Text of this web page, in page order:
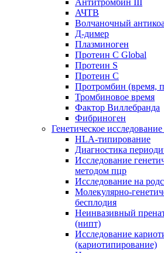
Антитромбин III
АЧТВ
Волчаночный
Д-димер
Плазминоген
Протеин C Global
Протеин S
Протеин С
Протромбин (время,
Тромбиновое время
Фактор Виллебранда
Фибриноген
Генетическое исследование
HLA-типирование
Диагностика
Исследование
методом пцр
Исследование на
Молекулярно-
бесплодия
Неинвазивный
(нипт)
Исследование
(кариотипирование)